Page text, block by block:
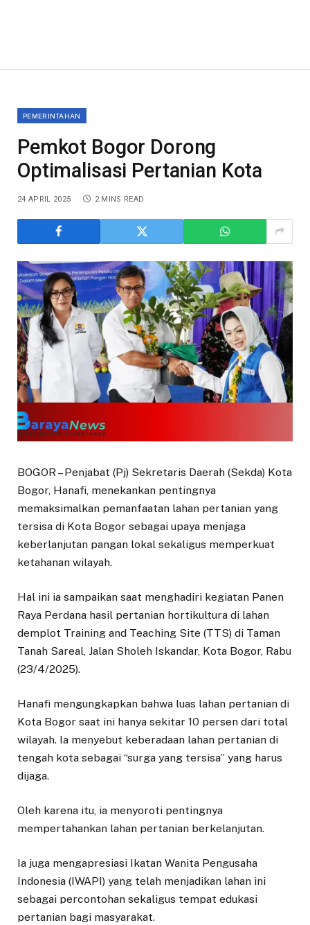
PEMERINTAHAN
Pemkot Bogor Dorong
Optimalisasi Pertanian Kota
24 APRIL 2025 2 MINS READ
BOGOR – Penjabat (Pj) Sekretaris Daerah (Sekda) Kota
Bogor, Hanafi, menekankan pentingnya
memaksimalkan pemanfaatan lahan pertanian yang
tersisa di Kota Bogor sebagai upaya menjaga
keberlanjutan pangan lokal sekaligus memperkuat
ketahanan wilayah.
Hal ini ia sampaikan saat menghadiri kegiatan Panen
Raya Perdana hasil pertanian hortikultura di lahan
demplot Training and Teaching Site (TTS) di Taman
Tanah Sareal, Jalan Sholeh Iskandar, Kota Bogor, Rabu
(23/4/2025).
Hanafi mengungkapkan bahwa luas lahan pertanian di
Kota Bogor saat ini hanya sekitar 10 persen dari total
wilayah. Ia menyebut keberadaan lahan pertanian di
tengah kota sebagai “surga yang tersisa” yang harus
dijaga.
Oleh karena itu, ia menyoroti pentingnya
mempertahankan lahan pertanian berkelanjutan.
Ia juga mengapresiasi Ikatan Wanita Pengusaha
Indonesia (IWAPI) yang telah menjadikan lahan ini
sebagai percontohan sekaligus tempat edukasi
pertanian bagi masyarakat.